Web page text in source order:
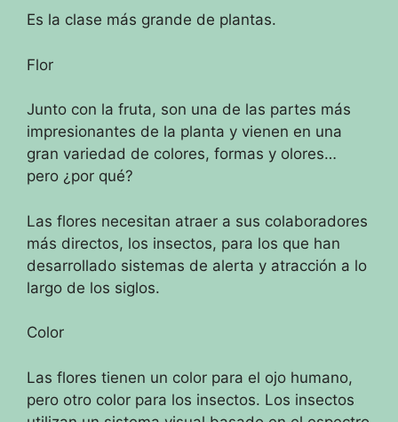
Es la clase más grande de plantas.
Flor
Junto con la fruta, son una de las partes más
impresionantes de la planta y vienen en una
gran variedad de colores, formas y olores…
pero ¿por qué?
Las flores necesitan atraer a sus colaboradores
más directos, los insectos, para los que han
desarrollado sistemas de alerta y atracción a lo
largo de los siglos.
Color
Las flores tienen un color para el ojo humano,
pero otro color para los insectos. Los insectos